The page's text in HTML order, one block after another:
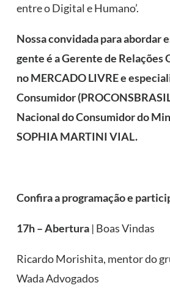
entre o Digital e Humano’.
Nossa convidada para abordar
gente é a Gerente de Relações
no MERCADO LIVRE e
Consumidor
Nacional do Consumidor do
SOPHIA MARTINI VIAL.
Confira a programação e
17h – Abertura | Boas Vindas
Ricardo Morishita, mentor do
Wada Advogados